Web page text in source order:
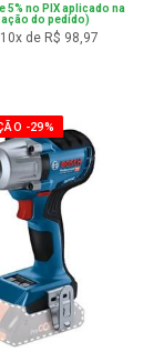
5% no PIX aplicado na
do pedido)
de R$ 98,97
-29%